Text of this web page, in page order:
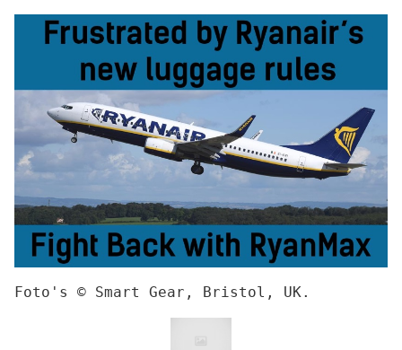
Foto's © Smart Gear, Bristol, UK.